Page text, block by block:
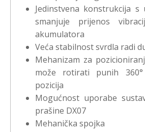
Jedinstvena konstrukcija
smanjuje prijenos
akumulatora
Veća stabilnost svrdla radi
Mehanizam za
može rotirati punih
pozicija
Mogućnost uporabe
prašine DX07
Mehanička spojka